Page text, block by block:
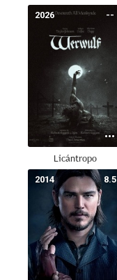
--
2026
Licántropo
8.5
2014